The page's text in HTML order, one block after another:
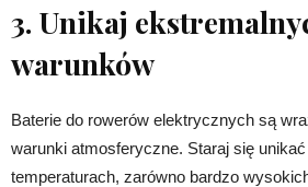
3. Unikaj
warunków
Baterie do rowerów elektrycznych są
warunki atmosferyczne. Staraj się
temperaturach, zarówno bardzo